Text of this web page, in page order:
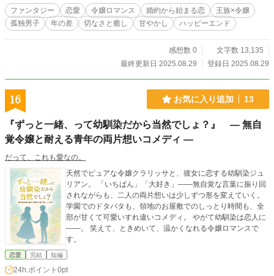
嬢の、しっとりとした婚約ロマンス。 やがて「群青の誓い」
と共に紡がれる、未来への物語。
ファンタジー 恋愛 令嬢ロマンス 婚約から始まる恋
王族×令嬢
孤独男子
年の差 切なさと癒し 甘やかし ハッピーエンド
感想数 0
文字数 13,135
最終更新日 2025.08.29
登録日 2025.08.29
16 お気に入り追加 13
『ずっと一緒、って幼馴染だから当然でしょ？』 ― 無自
覚令嬢と耐える青年の両片想いコメディ ―
だって、これも愛なの。
天然でピュアな令嬢クラリッサと、彼女に恋する幼馴染ジュ
リアン。 「いちばん」「大好き」――無自覚な言葉に振り回
されながらも、二人の両片想いは少しずつ形を変えていく。
学園でのドタバタも、領地のお屋敷でのしっとり時間も、全
部が甘くて可愛いすれ違いコメディ。 やがて幼馴染は恋人に
――。 笑えて、ときめいて、温かくなれる令嬢ロマンスで
す。
恋愛 完結 短編
24h.ポイント 0pt